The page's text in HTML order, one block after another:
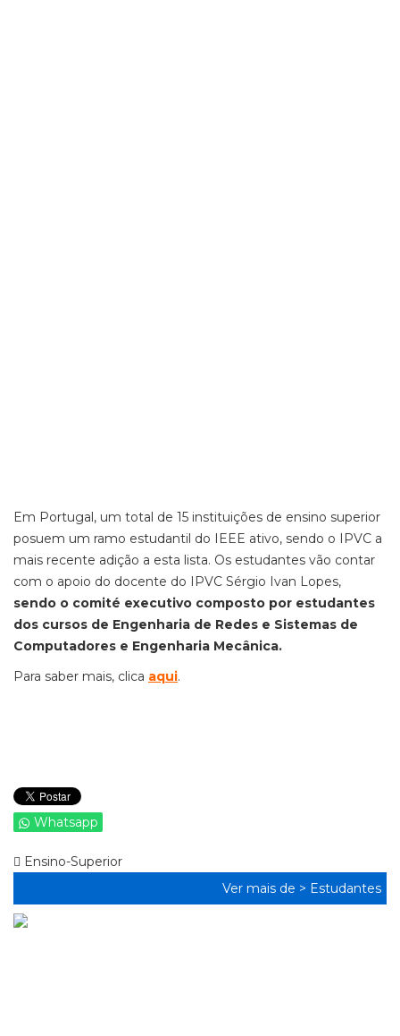
Em Portugal, um total de 15 instituições de ensino superior
posuem um ramo estudantil do IEEE ativo, sendo o IPVC a
mais recente adição a esta lista. Os estudantes vão contar
com o apoio do docente do IPVC Sérgio Ivan Lopes,
sendo o comité executivo composto por estudantes
dos cursos de Engenharia de Redes e Sistemas de
Computadores e Engenharia Mecânica.
Para saber mais, clica aqui.
Whatsapp
Ensino-Superior
Ver mais de > Estudantes